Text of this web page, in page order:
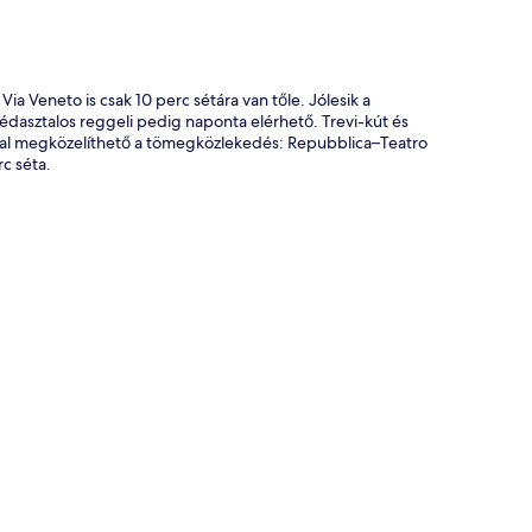
Veneto is csak 10 perc sétára van tőle. Jólesik a
reggeli pedig naponta elérhető. Trevi-kút és
megközelíthető a tömegközlekedés: Repubblica–Teatro
séta.